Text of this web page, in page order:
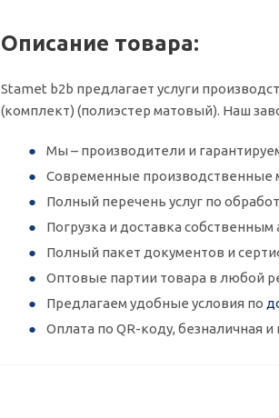
Описание товара:
Stamet b2b предлагает услуги
(комплект) (полиэстер матовый). Наш
Мы – производители и
Современные производственные
Полный перечень услуг по
Погрузка и доставка собственным
Полный пакет документов и
Оптовые партии товара в любой
Предлагаем удобные условия по
Оплата по QR-коду, безналичная и